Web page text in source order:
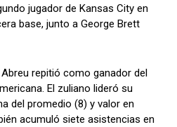
jugador de Kansas City en
base, junto a George Brett
repitió como ganador del
El zuliano lideró su
del promedio (8) y valor en
acumuló siete asistencias en